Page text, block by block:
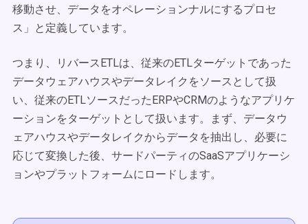
移動させ、データをオペレーションナルにするプロセ
ス」と定義しています。
つまり、リバースETLは、従来のETLターゲットであった
データウェアハウスやデータレイクをソースとして扱
い、従来のETLソースだったERPやCRMのようなアプリケ
ーションをターゲットとして扱います。まず、データウ
ェアハウスやデータレイクからデータを抽出し、必要に
応じて変換した後、サードパーティのSaaSアプリケーシ
ョンやプラットフォームにロードします。